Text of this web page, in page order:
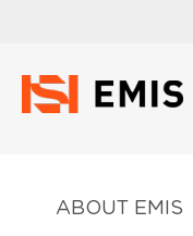
ABOUT EMIS